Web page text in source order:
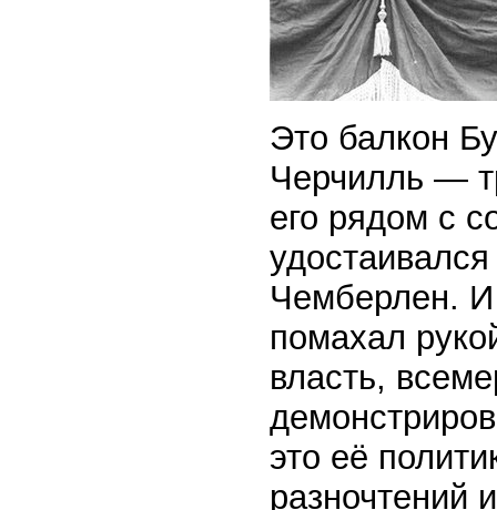
Это балкон
Черчилль —
его рядом с
Чемберлен.
помахал
власть,
это её
разночтений